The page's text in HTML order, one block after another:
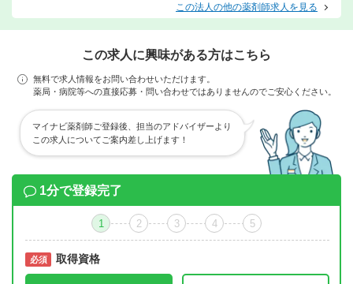
この法人の他の薬剤師求人を見る
この求人に興味がある方はこちら
無料で求人情報をお問い合わせいただけます。
薬局・病院等への直接応募・問い合わせではありませんのでご安心ください。
マイナビ薬剤師ご登録後、担当のアドバイザーより
この求人についてご案内差し上げます！
1分で登録完了
1 2 3 4 5
必須 取得資格